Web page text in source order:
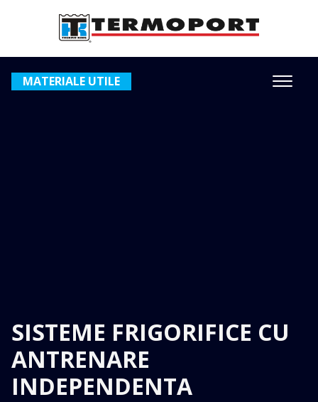
MATERIALE UTILE
SISTEME FRIGORIFICE CU
ANTRENARE
INDEPENDENTA